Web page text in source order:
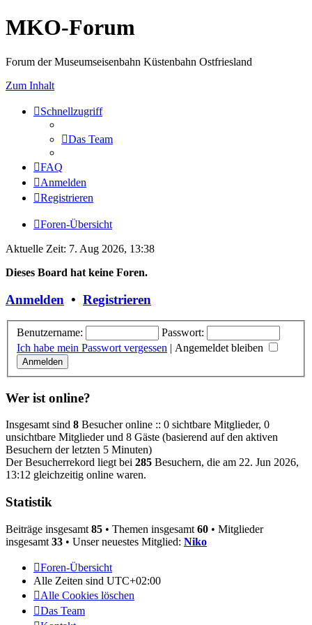
MKO-Forum
Forum der Museumseisenbahn Küstenbahn Ostfriesland
Zum Inhalt
Schnellzugriff
Das Team
FAQ
Anmelden
Registrieren
Foren-Übersicht
Aktuelle Zeit: 7. Aug 2026, 13:38
Dieses Board hat keine Foren.
Anmelden • Registrieren
Benutzername:
Passwort:
Ich habe mein Passwort vergessen | Angemeldet bleiben
Wer ist online?
Insgesamt sind 8 Besucher online :: 0 sichtbare Mitglieder, 0
unsichtbare Mitglieder und 8 Gäste (basierend auf den aktiven
Besuchern der letzten 5 Minuten)
Der Besucherrekord liegt bei 285 Besuchern, die am 22. Jun 2026,
13:12 gleichzeitig online waren.
Statistik
Beiträge insgesamt 85 • Themen insgesamt 60 • Mitglieder
insgesamt 33 • Unser neuestes Mitglied: Niko
Foren-Übersicht
Alle Zeiten sind UTC+02:00
Alle Cookies löschen
Das Team